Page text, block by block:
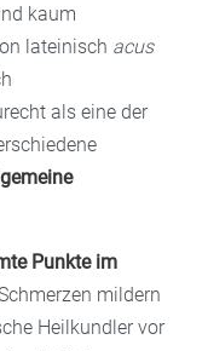
kaum
lateinisch acus
als eine der
Punkte im
mildern
Heilkundler vor